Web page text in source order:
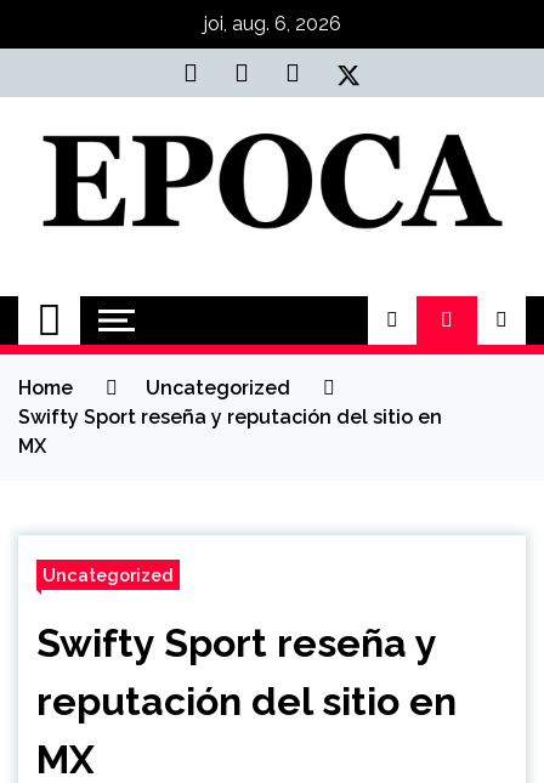
joi, aug. 6, 2026
Epoca
Cele mai noi știri online din România
Home
Uncategorized
Swifty Sport reseña y reputación del sitio en
MX
Uncategorized
Swifty Sport reseña y
reputación del sitio en
MX